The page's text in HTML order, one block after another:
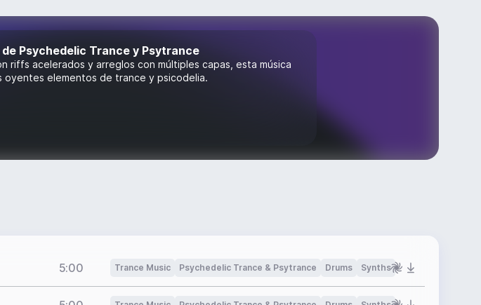
Psychedelic Trance y Psytrance
riffs acelerados y arreglos con múltiples capas, esta música
oyentes elementos de trance y psicodelia.
5:00 Trance Music Psychedelic Trance & Psytrance Drums Synths